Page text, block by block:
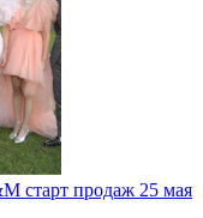
старт продаж 25 мая